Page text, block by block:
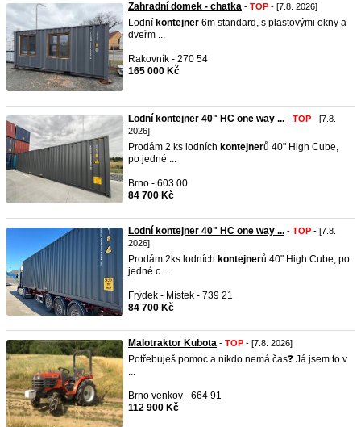
Zahradní domek - chatka - TOP - [7.8. 2026]
Lodní kontejner 6m standard, s plastovými okny a
dveřm ...
Rakovník - 270 54
165 000 Kč
Lodní kontejner 40" HC one way ... - TOP - [7.8.
2026]
Prodám 2 ks lodních kontejnerů 40" High Cube,
po jedné ...
Brno - 603 00
84 700 Kč
Lodní kontejner 40" HC one way ... - TOP - [7.8.
2026]
Prodám 2ks lodních kontejnerů 40" High Cube, po
jedné c ...
Frýdek - Místek - 739 21
84 700 Kč
Malotraktor Kubota - TOP - [7.8. 2026]
Potřebuješ pomoc a nikdo nemá čas❓️ Já jsem to v
...
Brno venkov - 664 91
112 900 Kč